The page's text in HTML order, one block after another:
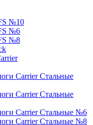
№10
№6
№8
Carrier Стальные
Carrier Стальные
Carrier Стальные №6
Carrier Стальные №8